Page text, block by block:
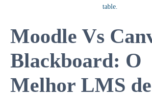
Moodle Vs
Blackboard: O
Melhor LMS